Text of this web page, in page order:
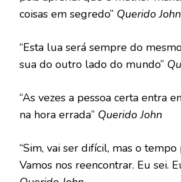
coisas em segredo” Querido John
“Esta lua será sempre do
sua do outro lado do mundo”
“As vezes a pessoa certa entra
na hora errada” Querido John
“Sim, vai ser difícil, mas o tempo
Vamos nos reencontrar. Eu sei.